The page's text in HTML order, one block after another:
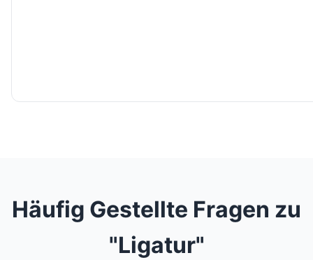
Häufig Gestellte Fragen zu
"Ligatur"